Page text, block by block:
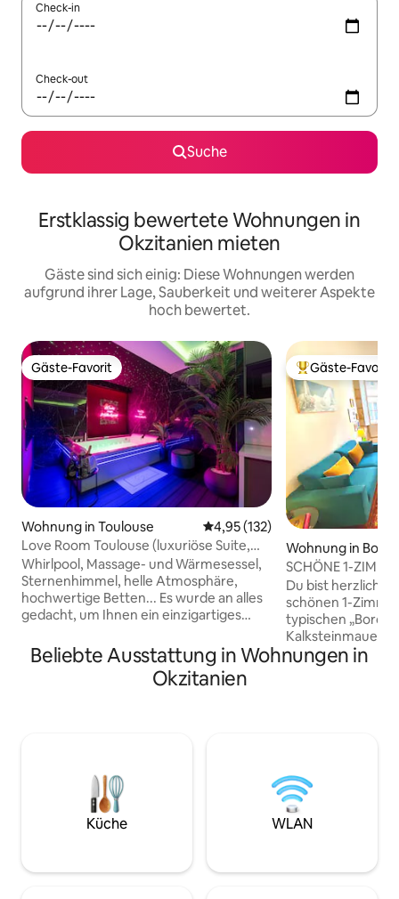
Check-in
Check-out
Suche
Erstklassig bewertete Wohnungen in
Okzitanien mieten
Gäste sind sich einig: Diese Wohnungen werden
aufgrund ihrer Lage, Sauberkeit und weiterer Aspekte
hoch bewertet.
Gäste-Favorit
Gäste-Favorit
Wohnung in Toulouse Durchschnittliche Bewertung:
4,95 (132)
Love Room Toulouse (luxuriöse Suite,
privater Spa)
Whirlpool, Massage- und Wärmesessel,
Sternenhimmel, helle Atmosphäre,
hochwertige Betten... Es wurde an alles
gedacht, um Ihnen ein einzigartiges
Entspannung! Auf Anfrage stehen
zusätzliche Optionen zur Verfügung, um
Ihren Aufenthalt noch angenehmer zu
Stadium de Toulouse und 10 Minuten
vom Casino Barrière entfernt.
Beliebter Gäste-
Gäste-Favorit
Wohnung in
SCHÖNE 1-
HERZEN DER
Du bist herzlich
schönen 1-
typischen
Kalksteinmauer
extravaganten
voller Charakter,
im 1. Stock (ohne
Gebäudes aus
gibt einen
(NICHT
Beliebte Ausstattung in Wohnungen in
Okzitanien
Küche WLAN